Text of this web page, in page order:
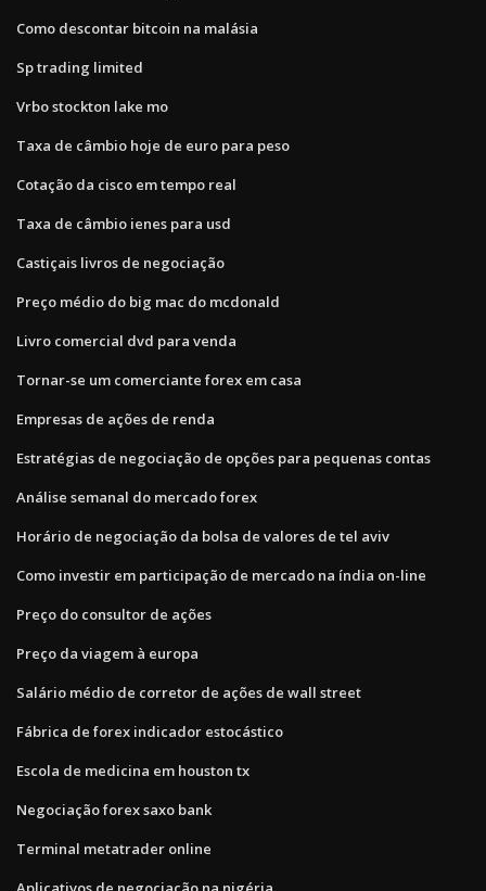
Como descontar bitcoin na malásia
Sp trading limited
Vrbo stockton lake mo
Taxa de câmbio hoje de euro para peso
Cotação da cisco em tempo real
Taxa de câmbio ienes para usd
Castiçais livros de negociação
Preço médio do big mac do mcdonald
Livro comercial dvd para venda
Tornar-se um comerciante forex em casa
Empresas de ações de renda
Estratégias de negociação de opções para pequenas contas
Análise semanal do mercado forex
Horário de negociação da bolsa de valores de tel aviv
Como investir em participação de mercado na índia on-line
Preço do consultor de ações
Preço da viagem à europa
Salário médio de corretor de ações de wall street
Fábrica de forex indicador estocástico
Escola de medicina em houston tx
Negociação forex saxo bank
Terminal metatrader online